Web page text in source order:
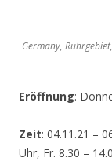
Germany,
Eröffnung:
Zeit: 04.11.21 –
Uhr, Fr. 8.30 –